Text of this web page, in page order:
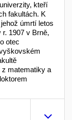
kteří
fakultách. K
úmrtí letos
1907 v Brně,
otec
matematiky a